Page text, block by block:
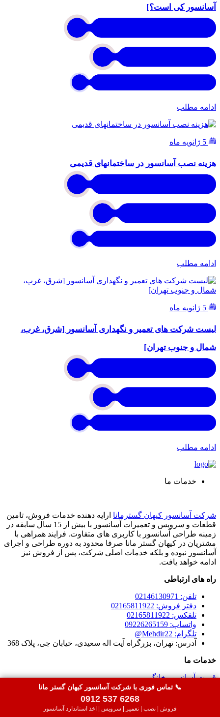
آسانسور کی است؟]
ادامه مطلب
هزینه نصب آسانسور در ساختمانهای قدیمی
ادامه مطلب
لیست شرکت های تعمیر و نگهداری آسانسور [شرق، غرب،
شمال و جنوب تهران]
ادامه مطلب
خدمات ما
شرکت آسانسور کیهان گسترمانا ارایه دهنده خدمات فروش، تامین
قطعات و سرویس و تعمیرات آسانسور با بیش از 15 سال سابقه در
زمینه طراحی آسانسور با کاربری های متفاوت. فرایند همراهی با
مشتریان در کیهان گستر مانا صرفا محدود به دوره طراحی و اجرای
آسانسور نبوده و بلکه خدمات اصلی شرکت، پس از فروش نیز
ادامه خواهد یافت.
راه های ارتباطی
تلفن: 02146130971
دفتر فروش: 02165811922
تلفکس: 02165811922
واتساپ: 09226265159
تلگرام: Mehdir22@
آدرس: تهران، بزرگراه آیت اله سعیدی، خیابان جی، پلاک 368
خدمات ما
قیمت آسانسور خانگی
سرویس آسانسور تهران
نصب آسانسور
اخذ استاندارد آسانسور
📞 تماس فوری با شرکت آسانسور کیهان گستر مانا
0912 537 6268
فروش | نصب | تعمیر | سرویس | اخذ استاندارد آسانسور